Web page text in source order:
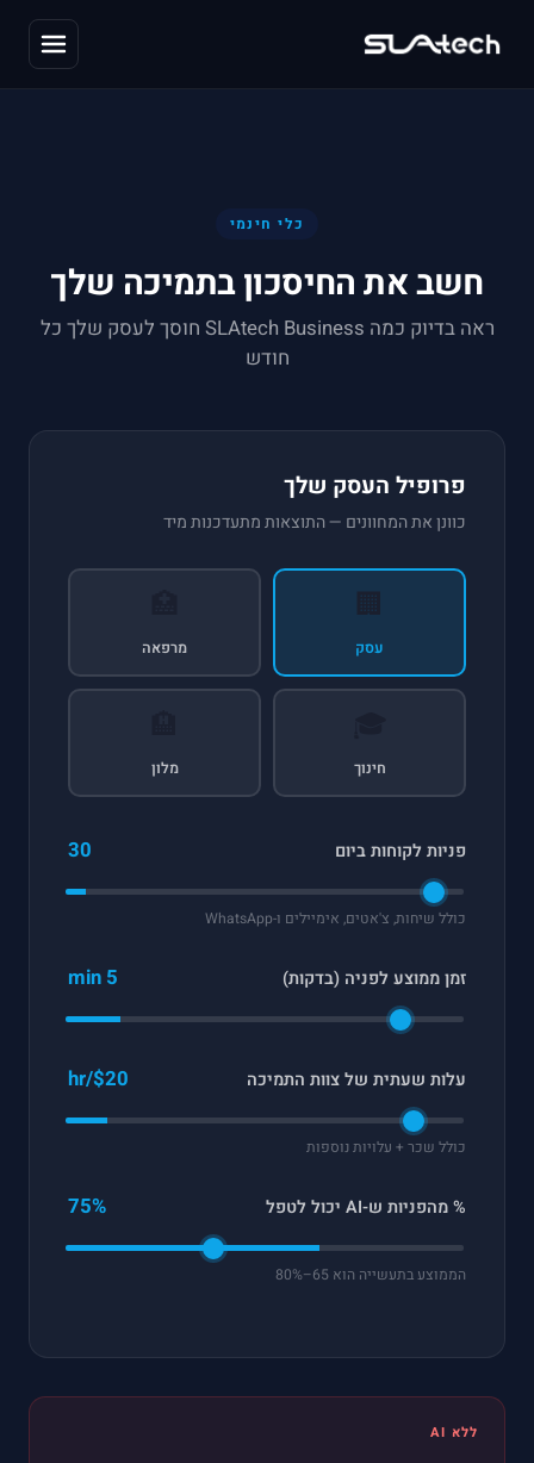
כלי חינמי
חשב את החיסכון בתמיכה שלך
ראה בדיוק כמה SLAtech Business חוסך לעסק שלך כל
חודש
פרופיל העסק שלך
כוונן את המחוונים — התוצאות מתעדכנות מיד
🏢
עסק מרפאה
חינוך מלון
פניות לקוחות ביום 30
כולל שיחות, צ'אטים, אימיילים ו-WhatsApp
זמן ממוצע לפניה (בדקות) 5 min
עלות שעתית של צוות התמיכה $20/hr
כולל שכר + עלויות נוספות
% מהפניות ש-AI יכול לטפל 75%
הממוצע בתעשייה הוא 65–80%
ללא AI